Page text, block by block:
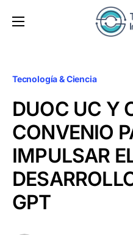
Tecnología & Ciencia
DUOC UC Y
CONVENIO
IMPULSAR
GPT